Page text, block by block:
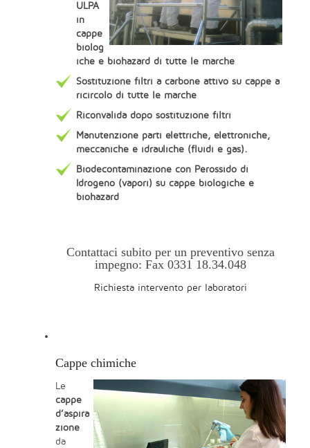
ULPA
in
cappe
biolog
iche e biohazard di tutte le marche
Sostituzione filtri a carbone attivo su cappe a
ricircolo di tutte le marche
Riconvalida dopo sostituzione filtri
Manutenzione parti elettriche, elettroniche,
meccaniche e idrauliche (fluidi e gas).
Biodecontaminazione con Perossido di
Idrogeno (vapori) su cappe biologiche e
biohazard
Contattaci subito per un preventivo senza
impegno: Fax 0331 18.34.048
Richiesta intervento per laboratori
Cappe chimiche
Le
cappe
d’aspira
zione
da